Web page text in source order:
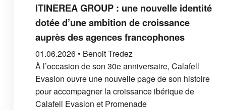
ITINEREA GROUP : une nouvelle identité
dotée d’une ambition de croissance
auprès des agences francophones
01.06.2026 • Benoit Tredez
À l’occasion de son 30e anniversaire, Calafell
Evasion ouvre une nouvelle page de son histoire
pour accompagner la croissance ibérique de
Calafell Evasion et Promenade